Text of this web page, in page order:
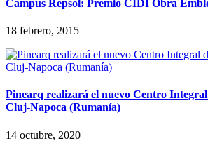
Campus Repsol: Premio CIDI Obra
18 febrero, 2015
Pinearq realizará el nuevo Centro
Cluj-Napoca (Rumanía)
14 octubre, 2020